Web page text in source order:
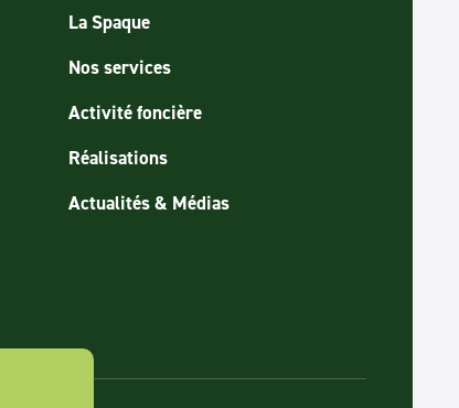
La Spaque
Nos services
Activité foncière
Réalisations
Actualités & Médias